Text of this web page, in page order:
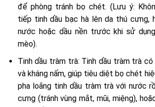
để phòng tránh bọ chét. (Lưu ý:
tiếp tinh dầu bạc hà lên da thú cưng,
nước hoặc dầu nền trước khi sử
mèo).
Tinh dầu tràm trà: Tinh dầu tràm trà có
và kháng nấm, giúp tiêu diệt bọ chét
pha loãng tinh dầu tràm trà với nước
cưng (tránh vùng mắt, mũi, miệng),